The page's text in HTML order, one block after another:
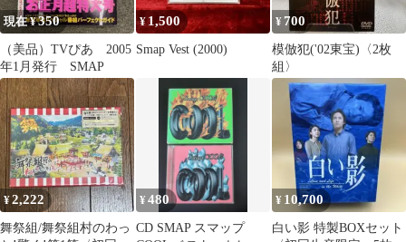
現在 ¥350
（美品）TVぴあ 2005
年1月発行 SMAP
¥1,500
Smap Vest (2000)
¥ 700
模倣犯('02東宝)〈2枚
組〉
¥2,222
舞祭組/舞祭組村のわっ
¥480
CD SMAP スマップ
¥ 10,700
白い影 特製BOXセット